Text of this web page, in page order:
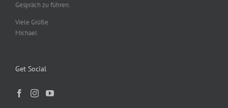
Gespräch zu führen.
Viele Grüße
Michael
Get Social